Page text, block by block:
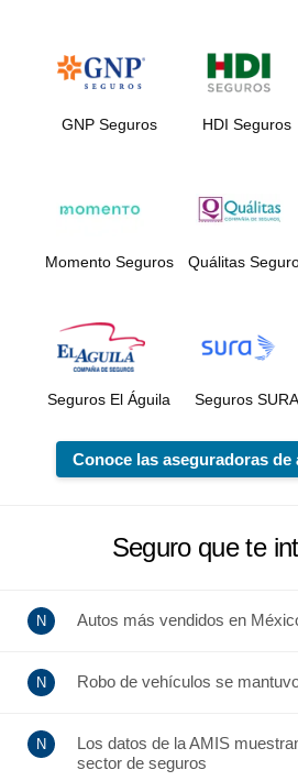
GNP Seguros HDI Seguros
Momento Seguros Quálitas
Seguros El Águila Seguros SURA
Conoce las aseguradoras de
Seguro que te
Autos más vendidos en
Robo de vehículos se
Los datos de la AMIS
sector de seguros